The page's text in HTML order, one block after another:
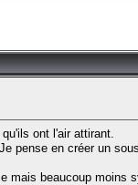
ont l'air attirant.
pense en créer un
mais beaucoup moins